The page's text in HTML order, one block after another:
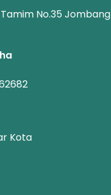
Tamim No.35 Jombang
Kota